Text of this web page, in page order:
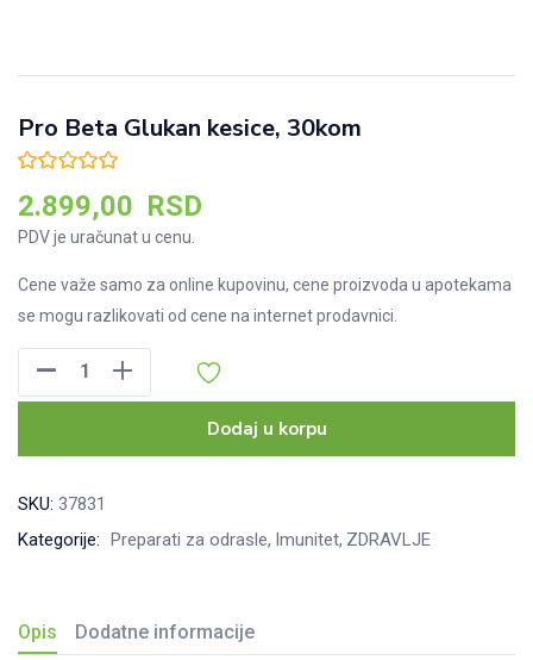
Pro Beta Glukan kesice, 30kom
2.899,00 RSD
PDV je uračunat u cenu.
Cene važe samo za online kupovinu, cene proizvoda u apotekama
se mogu razlikovati od cene na internet prodavnici.
Beta
kesice,
Dodaj u korpu
SKU: 37831
Kategorije: Preparati za odrasle Imunitet ZDRAVLJE
Opis Dodatne informacije